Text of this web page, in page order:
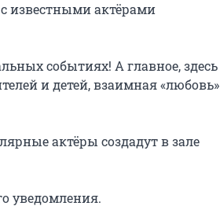
с известными актёрами
событиях! А главное, здесь
и детей, взаимная «любовь»
актёры создадут в зале
уведомления.